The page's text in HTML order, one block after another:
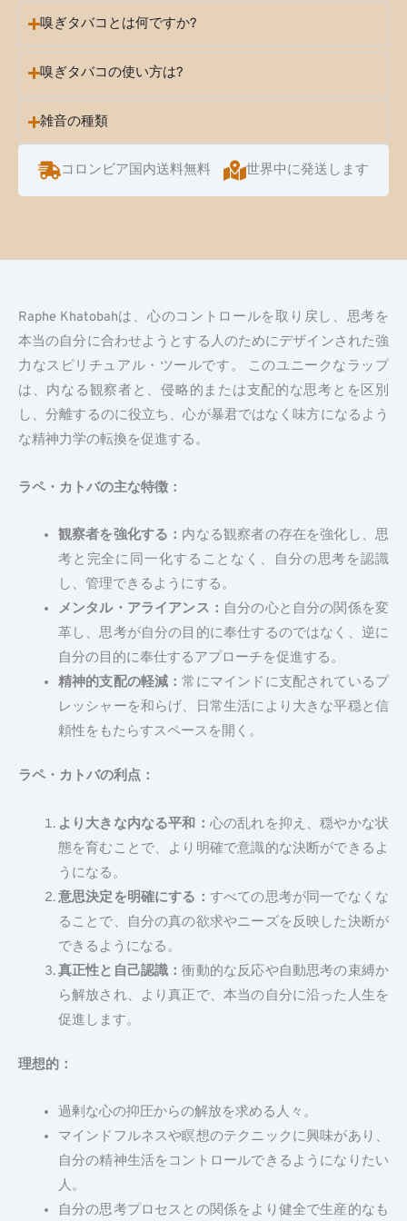
嗅ぎタバコとは何ですか?
嗅ぎタバコの使い方は?
雑音の種類
コロンビア国内送料無料 世界中に発送します
Raphe Khatobahは、心のコントロールを取り戻し、思考を
本当の自分に合わせようとする人のためにデザインされた強
力なスピリチュアル・ツールです。 このユニークなラップ
は、内なる観察者と、侵略的または支配的な思考とを区別
し、分離するのに役立ち、心が暴君ではなく味方になるよう
な精神力学の転換を促進する。
ラペ・カトバの主な特徴：
観察者を強化する： 内なる観察者の存在を強化し、思
考と完全に同一化することなく、自分の思考を認識
し、管理できるようにする。
メンタル・アライアンス： 自分の心と自分の関係を変
革し、思考が自分の目的に奉仕するのではなく、逆に
自分の目的に奉仕するアプローチを促進する。
精神的支配の軽減：常にマインドに支配されているプ
レッシャーを和らげ、日常生活により大きな平穏と信
頼性をもたらすスペースを開く。
ラペ・カトバの利点：
より大きな内なる平和： 心の乱れを抑え、穏やかな状
態を育むことで、より明確で意識的な決断ができるよ
うになる。
意思決定を明確にする： すべての思考が同一でなくな
ることで、自分の真の欲求やニーズを反映した決断が
できるようになる。
真正性と自己認識：衝動的な反応や自動思考の束縛か
ら解放され、より真正で、本当の自分に沿った人生を
促進します。
理想的：
過剰な心の抑圧からの解放を求める人々。
マインドフルネスや瞑想のテクニックに興味があり、
自分の精神生活をコントロールできるようになりたい
人。
自分の思考プロセスとの関係をより健全で生産的なも